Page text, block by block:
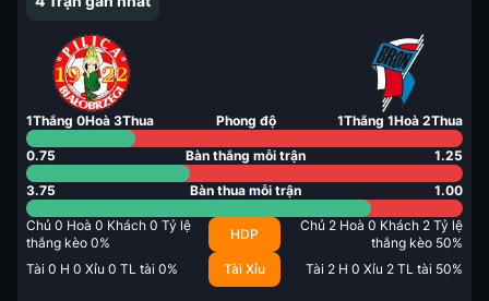
1Thắng 0Hoà 3Thua Phong độ 1Thắng 1Hoà 2Thua
0.75 Bàn thắng mỗi trận 1.25
3.75 Bàn thua mỗi trận 1.00
Chủ 0 Hoà 0 Khách 0 Tỷ lệ
thắng kèo 0%
HDP
Chủ 2 Hoà 0 Khách 2 Tỷ lệ
thắng kèo 50%
Tài 0 H 0 Xỉu 0 TL tài 0% Tài Xỉu Tài 2 H 0 Xỉu 2 TL tài 50%